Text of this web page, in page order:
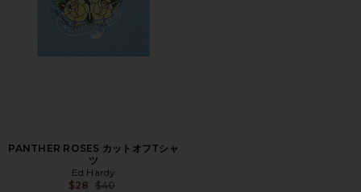
PANTHER ROSES カットオフTシャ
ツ
Ed Hardy
$28 Previous price:
$40